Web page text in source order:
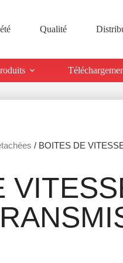
Qualité
/ BOITES DE